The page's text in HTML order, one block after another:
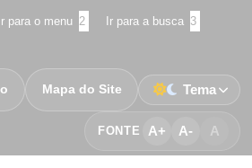
para o menu 2 Ir para a busca 3
FONTE A+ A- A
Mapa do Site Tema